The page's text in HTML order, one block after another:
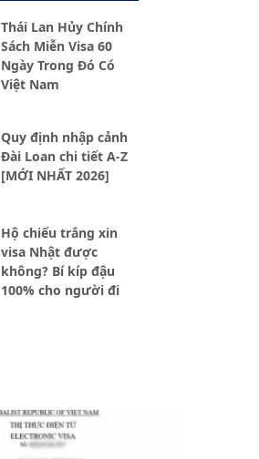
Thái Lan Hủy Chính
Sách Miễn Visa 60
Ngày Trong Đó Có
Việt Nam
Quy định nhập cảnh
Đài Loan chi tiết A-Z
[MỚI NHẤT 2026]
Hộ chiếu trắng xin
visa Nhật được
không? Bí kíp đậu
100% cho người đi